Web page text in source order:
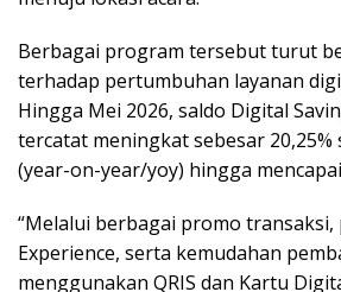
Berbagai program tersebut turut
terhadap pertumbuhan layanan
Hingga Mei 2026, saldo Digital
tercatat meningkat sebesar 20,25%
(year-on-year/yoy) hingga
“Melalui berbagai promo transaksi,
Experience, serta kemudahan
menggunakan QRIS dan Kartu